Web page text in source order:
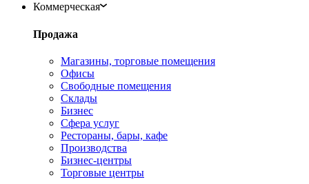
Коммерческая
Продажа
Магазины, торговые помещения
Офисы
Свободные помещения
Склады
Бизнес
Сфера услуг
Рестораны, бары, кафе
Производства
Бизнес-центры
Торговые центры